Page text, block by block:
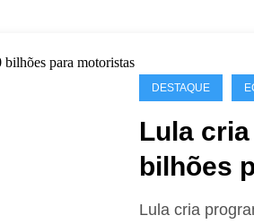
DESTAQUE
Lula
bilhões
Lula cria